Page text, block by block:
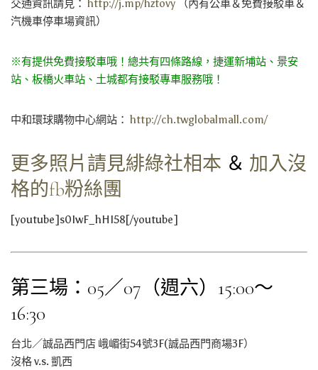
交通資訊請見： http://j.mp/hztovy （內有公車＆免費接駁車＆
汽機車停車場資訊）
※有提供免費接駁車哦！總共有四條路線，捷運新埔站、景安
站、板橋火車站、土城都有接駁專車服務哦！
中和環球購物中心網站： http://ch.twglobalmall.com/
更多照片請見緋綠社相本 ＆ 加入沒
格的fb粉絲團
[youtube]s0IwF_hHI58[/youtube]
第三場：05／07（週六）15:00～
16:30
台北／誠品西門店 峨嵋街54號3F(誠品西門商場3F）
沒格 v.s. 凱西